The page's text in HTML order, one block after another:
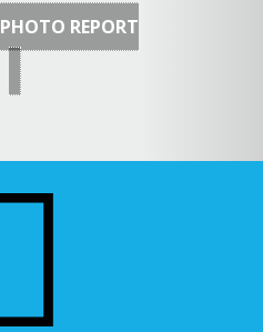
PHOTO REPORT